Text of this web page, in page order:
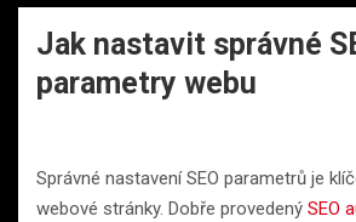
Jak nastavit správné
parametry webu
Správné nastavení SEO parametrů je
webové stránky. Dobře provedený SEO